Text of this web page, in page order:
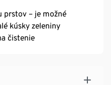
prstov – je možné
kúsky zeleniny
čistenie